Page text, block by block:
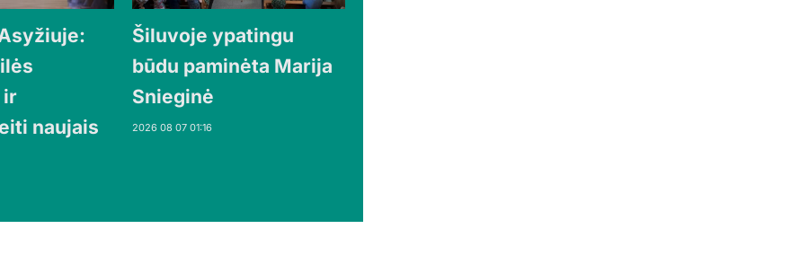
ir
naujais
Šiluvoje ypatingu
būdu paminėta Marija
Snieginė
2026 08 07 01:16